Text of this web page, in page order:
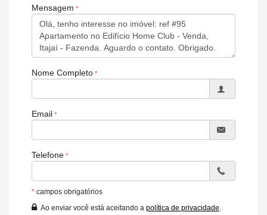
Espaço Fitness
Portaria 24h
Medidores Individuais
Portão Eletrônico
Playground
Brinquedoteca
Quiosque Externo
Piscina Infantil
Elevador
Pet Place
Solarium
Mensagem
Nome Completo
Email
Telefone
* campos obrigatórios
Ao enviar você está aceitando a política de privacidade